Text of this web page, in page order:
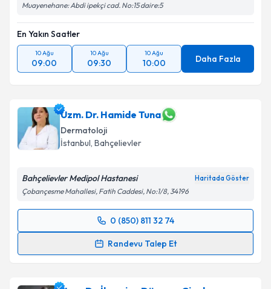
Muayenehane: Abdi ipekçi cad. No:15 daire:5
En Yakın Saatler
10 Ağu
09:00
10 Ağu
09:30
10 Ağu
10:00 Daha Fazla
Uzm. Dr. Hamide Tuna
Dermatoloji
İstanbul, Bahçelievler
Bahçelievler Medipol Hastanesi Haritada Göster
Çobançesme Mahallesi, Fatih Caddesi, No:1/8, 34196
0 (850) 811 32 74
Randevu Talep Et
Randevu Takvimi Talebi